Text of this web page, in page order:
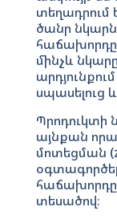
տեղադրում
ծանր
հաճախորդը
մինչև
սպասելուց
Պրոդուկտի
այնքան
մոտեցման
տեսածով։